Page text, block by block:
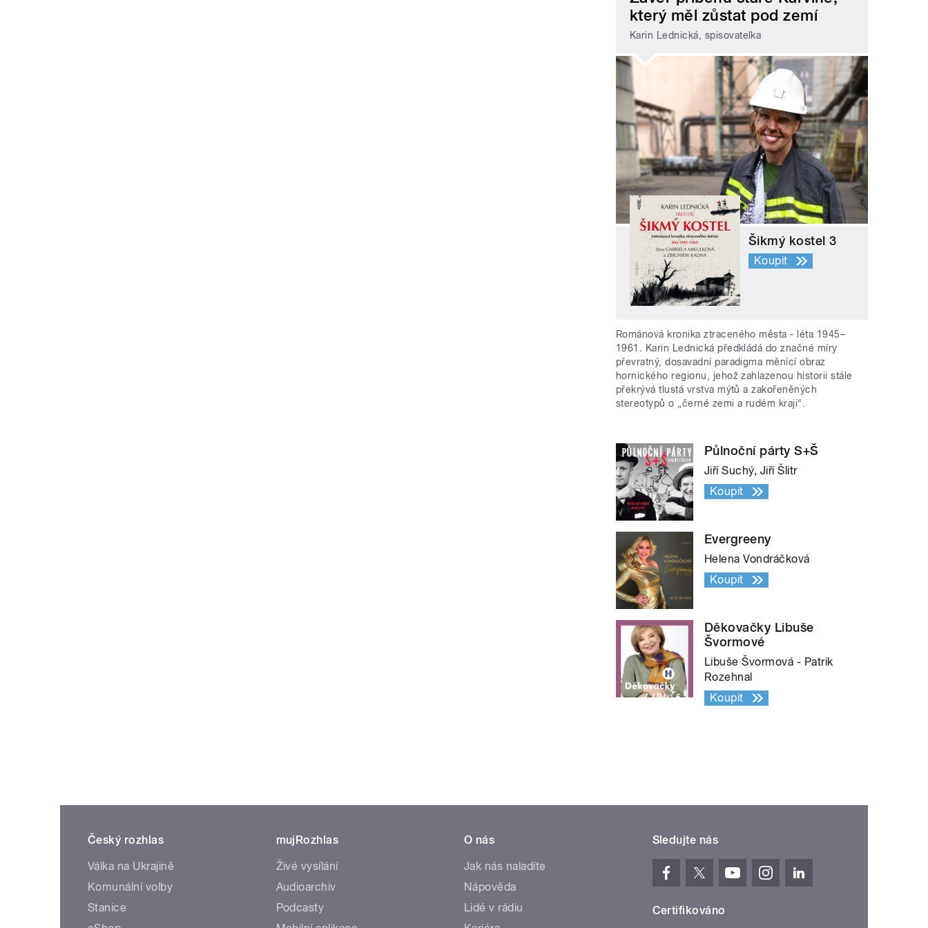
který měl zůstat pod zemí
Karin Lednická, spisovatelka
Šikmý kostel 3
Koupit
Románová kronika ztraceného města - léta 1945–
1961. Karin Lednická předkládá do značné míry
převratný, dosavadní paradigma měnící obraz
hornického regionu, jehož zahlazenou historii stále
překrývá tlustá vrstva mýtů a zakořeněných
stereotypů o „černé zemi a rudém kraji“.
Půlnoční párty S+Š
Jiří Suchý, Jiří Šlitr
Koupit
Evergreeny
Helena Vondráčková
Koupit
Děkovačky Libuše
Švormové
Libuše Švormová - Patrik
Rozehnal
Koupit
Český rozhlas
Válka na Ukrajině
Komunální volby
Stanice
mujRozhlas
Živé vysílání
Audioarchiv
Podcasty
O nás
Jak nás naladíte
Nápověda
Lidé v rádiu
Sledujte nás
Certifikováno